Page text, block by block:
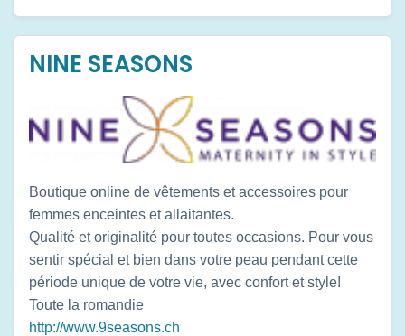
NINE SEASONS
Boutique online de vêtements et accessoires pour
femmes enceintes et allaitantes.
Qualité et originalité pour toutes occasions. Pour vous
sentir spécial et bien dans votre peau pendant cette
période unique de votre vie, avec confort et style!
Toute la romandie
http://www.9seasons.ch